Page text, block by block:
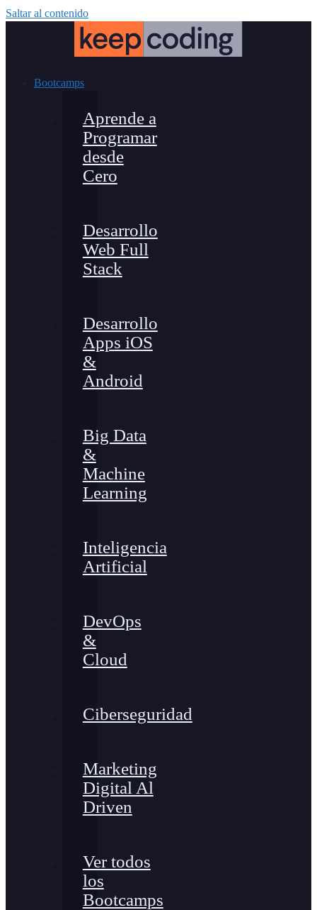
Saltar al contenido
Bootcamps
Aprende a
Programar
desde
Cero
Desarrollo
Web Full
Stack
Desarrollo
Apps iOS
&
Android
Big Data
&
Machine
Learning
Inteligencia
Artificial
DevOps
&
Cloud
Ciberseguridad
Marketing
Digital Al
Driven
Ver todos
los
Bootcamps